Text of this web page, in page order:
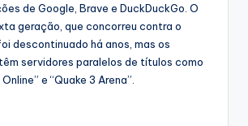
de Google, Brave e DuckDuckGo. O
geração, que concorreu contra o
descontinuado há anos, mas os
servidores paralelos de títulos como
e “Quake 3 Arena”.